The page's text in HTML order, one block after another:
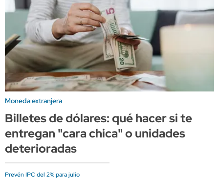
Moneda extranjera
Billetes de dólares: qué hacer si te
entregan "cara chica" o unidades
deterioradas
Prevén IPC del 2% para julio